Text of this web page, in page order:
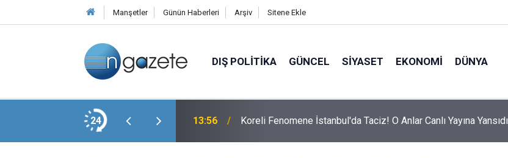
Manşetler Günün Haberleri Arşiv Sitene Ekle
DIŞ POLITIKA GÜNCEL SIYASET EKONOMI DÜNYA
24
Tartışma Yaratan Görüntü 13:56 Koreli Fenomene İstanbul'da Taciz! O Anlar Canlı Yayına Yansıdı